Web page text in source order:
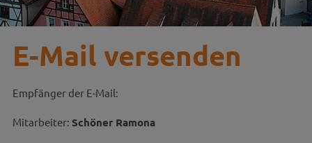
E-Mail versenden
Empfänger der E-Mail:
Mitarbeiter: Schöner Ramona